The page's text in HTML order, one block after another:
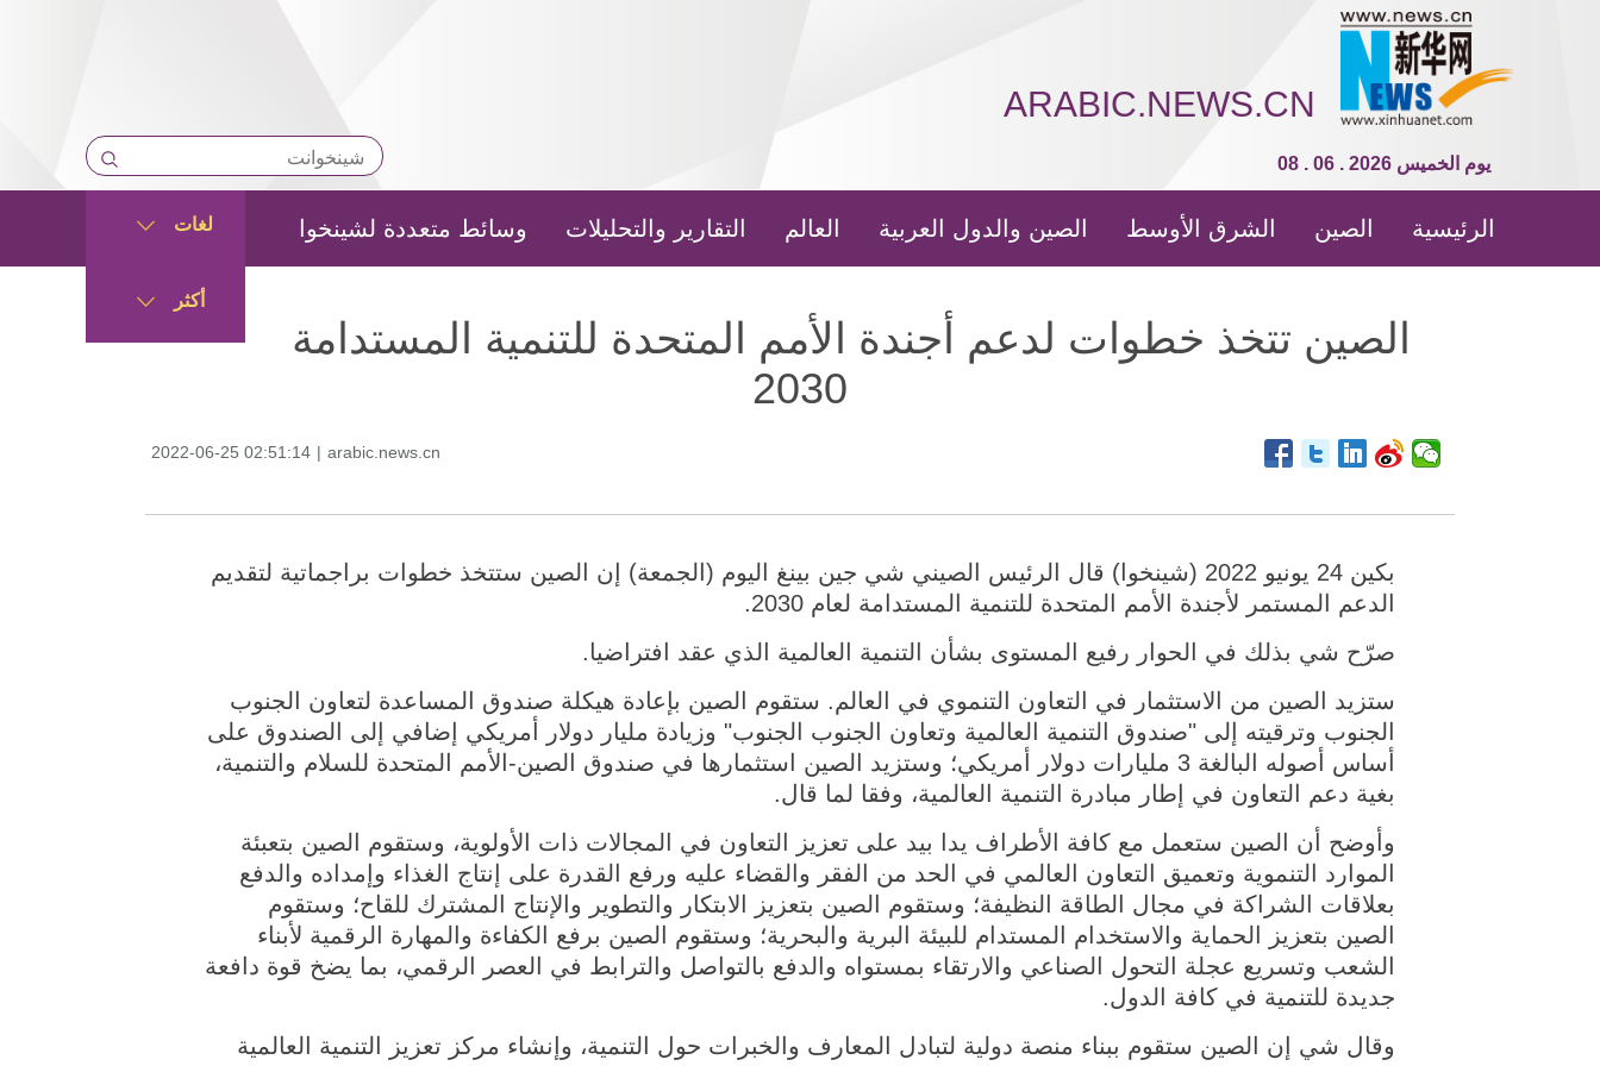
ARABIC.NEWS.CN
08 . 06 . 2026 يوم الخميس
الرئيسية الصين الشرق الأوسط الصين والدول العربية العالم التقارير والتحليلات وسائط متعددة لشينخوا لغات
أكثر
الصين تتخذ خطوات لدعم أجندة الأمم المتحدة للتنمية المستدامة
2030
2022-06-25 02:51:14 | arabic.news.cn
بكين 24 يونيو 2022 (شينخوا) قال الرئيس الصيني شي جين بينغ اليوم (الجمعة) إن الصين ستتخذ خطوات براجماتية لتقديم
الدعم المستمر لأجندة الأمم المتحدة للتنمية المستدامة لعام 2030.
صرّح شي بذلك في الحوار رفيع المستوى بشأن التنمية العالمية الذي عقد افتراضيا.
ستزيد الصين من الاستثمار في التعاون التنموي في العالم. ستقوم الصين بإعادة هيكلة صندوق المساعدة لتعاون الجنوب
الجنوب وترقيته إلى "صندوق التنمية العالمية وتعاون الجنوب الجنوب" وزيادة مليار دولار أمريكي إضافي إلى الصندوق على
أساس أصوله البالغة 3 مليارات دولار أمريكي؛ وستزيد الصين استثمارها في صندوق الصين-الأمم المتحدة للسلام والتنمية،
بغية دعم التعاون في إطار مبادرة التنمية العالمية، وفقا لما قال.
وأوضح أن الصين ستعمل مع كافة الأطراف يدا بيد على تعزيز التعاون في المجالات ذات الأولوية، وستقوم الصين بتعبئة
الموارد التنموية وتعميق التعاون العالمي في الحد من الفقر والقضاء عليه ورفع القدرة على إنتاج الغذاء وإمداده والدفع
بعلاقات الشراكة في مجال الطاقة النظيفة؛ وستقوم الصين بتعزيز الابتكار والتطوير والإنتاج المشترك للقاح؛ وستقوم
الصين بتعزيز الحماية والاستخدام المستدام للبيئة البرية والبحرية؛ وستقوم الصين برفع الكفاءة والمهارة الرقمية لأبناء
الشعب وتسريع عجلة التحول الصناعي والارتقاء بمستواه والدفع بالتواصل والترابط في العصر الرقمي، بما يضخ قوة دافعة
جديدة للتنمية في كافة الدول.
وقال شي إن الصين ستقوم ببناء منصة دولية لتبادل المعارف والخبرات حول التنمية، وإنشاء مركز تعزيز التنمية العالمية